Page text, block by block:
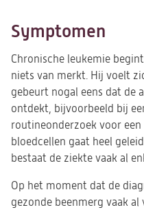
Symptomen
Chronische leukemie
niets van merkt. Hij voelt
gebeurt nogal eens dat de
ontdekt, bijvoorbeeld bij
routineonderzoek voor
bloedcellen gaat heel
bestaat de ziekte vaak al
Op het moment dat de
gezonde beenmerg vaak